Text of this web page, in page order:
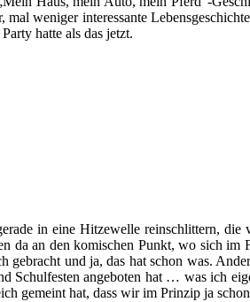
weniger interessante
hatte als das jetzt.
in eine Hitzewelle reinschlittern,
an den komischen Punkt, wo sich
und ja, das hat schon was.
Schulfesten angeboten hat … was ich
gemeint hat, dass wir im Prinzip ja